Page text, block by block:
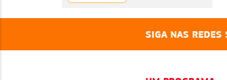
SIGA NAS REDES